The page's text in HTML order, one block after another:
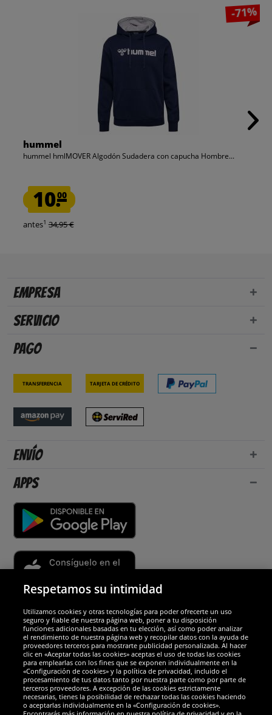
-71%
hummel
hummel hmlMOVER Algodón Sudadera con capucha Hombre...
10.00
antes1 34,95 €
Empresa
Servicio
Pago
Transferencia Tarjeta de crédito
Envío
Apps
Socios y seguridad
Galardones
Respetamos su intimidad
Utilizamos cookies y otras tecnologías para poder ofrecerte un uso
seguro y fiable de nuestra página web, poner a tu disposición
funciones adicionales basadas en tu elección, así como poder analizar
el rendimiento de nuestra página web y recopilar datos con la ayuda de
proveedores terceros para mostrarte publicidad personalizada. Al hacer
clic en «Aceptar todas las cookies» aceptas el uso de todas las cookies
para emplearlas con los fines que se exponen individualmente en la
«Configuración de cookies» y la política de privacidad, incluido el
procesamiento de tus datos tanto por nuestra parte como por parte de
terceros proveedores. A excepción de las cookies estrictamente
necesarias, tienes la posibilidad de rechazar todas las cookies haciendo
o aceptarlas individualmente en la «Configuración de cookies».